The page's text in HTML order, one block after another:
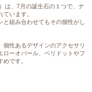
は、7月の誕生石の１つで、ナ
います。
組み合わせてもその個性がし
性あるデザインのアクセサリ
ローオパール、ペリドットやフ
です。